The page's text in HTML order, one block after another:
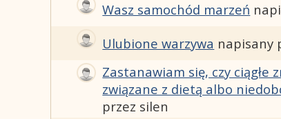
Wasz samochód marzeń
Ulubione warzywa napisany
Zastanawiam się, czy ciągłe
związane z dietą albo
przez silen